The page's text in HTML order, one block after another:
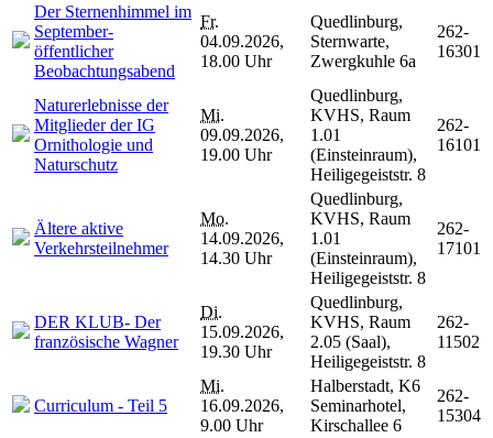
Der Sternenhimmel im
September-
öffentlicher
Beobachtungsabend
Fr.
04.09.2026,
18.00 Uhr
Quedlinburg,
Sternwarte,
Zwergkuhle 6a
262-
16301
Naturerlebnisse der
Mitglieder der IG
Ornithologie und
Naturschutz
Mi.
09.09.2026,
19.00 Uhr
Quedlinburg,
KVHS, Raum
1.01
(Einsteinraum),
Heiligegeiststr. 8
262-
16101
Ältere aktive
Verkehrsteilnehmer
Mo.
14.09.2026,
14.30 Uhr
Quedlinburg,
KVHS, Raum
1.01
(Einsteinraum),
Heiligegeiststr. 8
262-
17101
DER KLUB- Der
französische Wagner
Di.
15.09.2026,
19.30 Uhr
Quedlinburg,
KVHS, Raum
2.05 (Saal),
Heiligegeiststr. 8
262-
11502
Curriculum - Teil 5
Mi.
16.09.2026,
9.00 Uhr
Halberstadt, K6
Seminarhotel,
Kirschallee 6
262-
15304